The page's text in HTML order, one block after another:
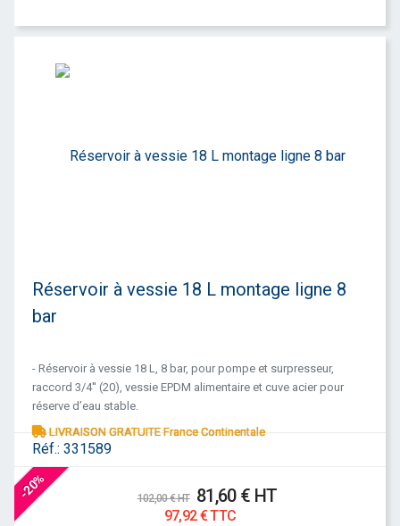
Réf.: 331589
Réservoir à vessie 18 L montage ligne 8
bar
- Réservoir à vessie 18 L, 8 bar, pour pompe et surpresseur,
raccord 3/4'' (20), vessie EPDM alimentaire et cuve acier pour
réserve d’eau stable.
LIVRAISON GRATUITE France Continentale
-20% 102,00 € HT 81,60 € HT
97,92 € TTC